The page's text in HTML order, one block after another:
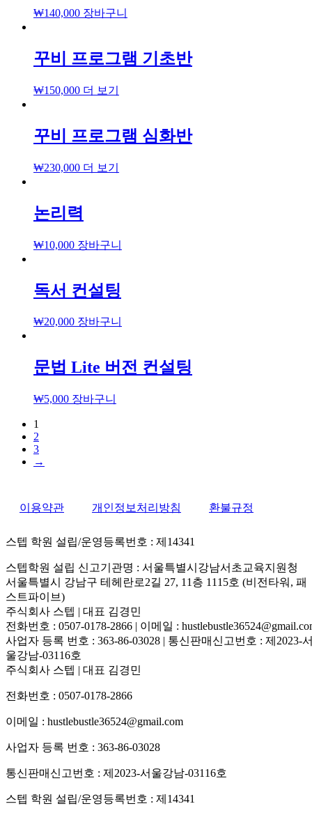
₩140,000 장바구니
꾸비 프로그램 기초반
₩150,000 더 보기
꾸비 프로그램 심화반
₩230,000 더 보기
논리력
₩10,000 장바구니
독서 컨설팅
₩20,000 장바구니
문법 Lite 버전 컨설팅
₩5,000 장바구니
1
2
3
→
이용약관 개인정보처리방침 환불규정
스텝 학원 설립/운영등록번호 : 제14341
스텝학원 설립 신고기관명 : 서울특별시강남서초교육지원청
서울특별시 강남구 테헤란로2길 27, 11층 1115호 (비전타워, 패
스트파이브)
주식회사 스텝 | 대표 김경민
전화번호 : 0507-0178-2866 | 이메일 :
사업자 등록 번호 : 363-86-03028 | 통신판매신고번호 : 제2023-
울강남-03116호
주식회사 스텝 | 대표 김경민
전화번호 : 0507-0178-2866
이메일 : hustlebustle36524@gmail.com
사업자 등록 번호 : 363-86-03028
통신판매신고번호 : 제2023-서울강남-03116호
스텝 학원 설립/운영등록번호 : 제14341